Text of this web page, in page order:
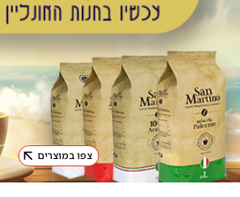
צפו במוצרים